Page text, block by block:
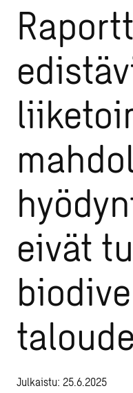
eivät
Julkaistu: 25.6.2025